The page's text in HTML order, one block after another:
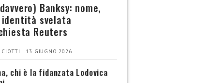
Banksy: nome,
svelata
Reuters
CIOTTI | 13 GIUGNO 2026
chi è la fidanzata Lodovica